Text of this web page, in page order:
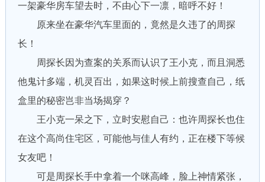
一架豪华房车望去时，不由心下一凛，暗呼不好！
原来坐在豪华汽车里面的，竟然是久违了的周探
长！
周探长因为查案的关系而认识了王小克，而且洞悉
他鬼计多端，机灵百出，如果这时候上前搜查自己，纸
盒里的秘密岂非当场揭穿？
王小克一呆之下，立时安慰自己：也许周探长也住
在这个高尚住宅区，可能他与佳人有约，正在楼下等候
女友吧！
可是周探长手中拿着一个咪高峰，脸上神情紧张，